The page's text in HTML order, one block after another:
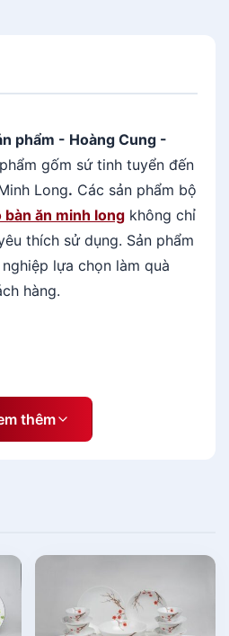
phẩm - Hoàng Cung -
gốm sứ tinh tuyển đến
Long. Các sản phẩm bộ
bàn ăn minh long không chỉ
thích sử dụng. Sản phẩm
lựa chọn làm quà
hàng.
thêm